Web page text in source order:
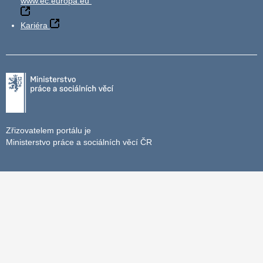
Kariéra
Zřizovatelem portálu je
Ministerstvo práce a sociálních věcí ČR